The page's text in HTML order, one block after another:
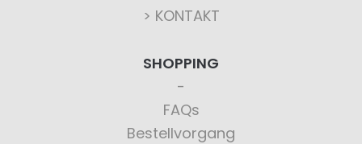
> KONTAKT
SHOPPING
FAQs
Bestellvorgang